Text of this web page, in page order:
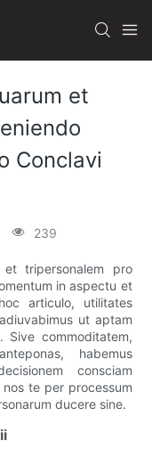
et
Conclavi
239
et tripersonalem pro
in aspectu et
articulo, utilitates
ut aptam
Sive commoditatem,
habemus
consciam
te per processum
ducere sine.